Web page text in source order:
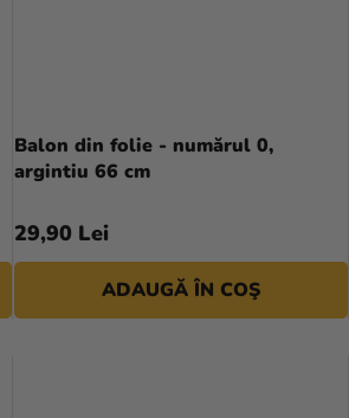
Balon din folie - numărul 0,
argintiu 66 cm
29,90 Lei
ADAUGĂ ÎN COŞ